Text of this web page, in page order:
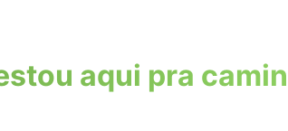
aqui pra